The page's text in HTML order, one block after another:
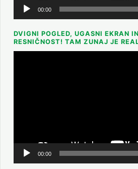
00:00
DVIGNI POGLED, UGASNI EKRAN
RESNIČNOST! TAM ZUNAJ JE
00:00